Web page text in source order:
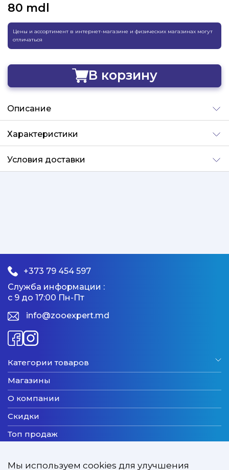
80 mdl
Цены и ассортимент в интернет-магазине и физических магазинах могут
отличаться
В корзину
Добавлено
Описание
Характеристики
Условия доставки
+373 79 454 597
Служба информации :
с 9 до 17:00 Пн-Пт
info@zooexpert.md
Категории товаров
Магазины
О компании
Скидки
Топ продаж
Мы используем cookies для улучшения